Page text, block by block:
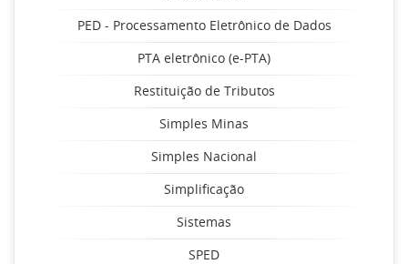
PED - Processamento Eletrônico de Dados
PTA eletrônico (e-PTA)
Restituição de Tributos
Simples Minas
Simples Nacional
Simplificação
Sistemas
SPED